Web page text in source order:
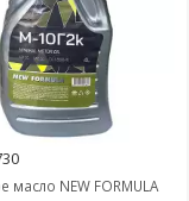
масло NEW FORMULA